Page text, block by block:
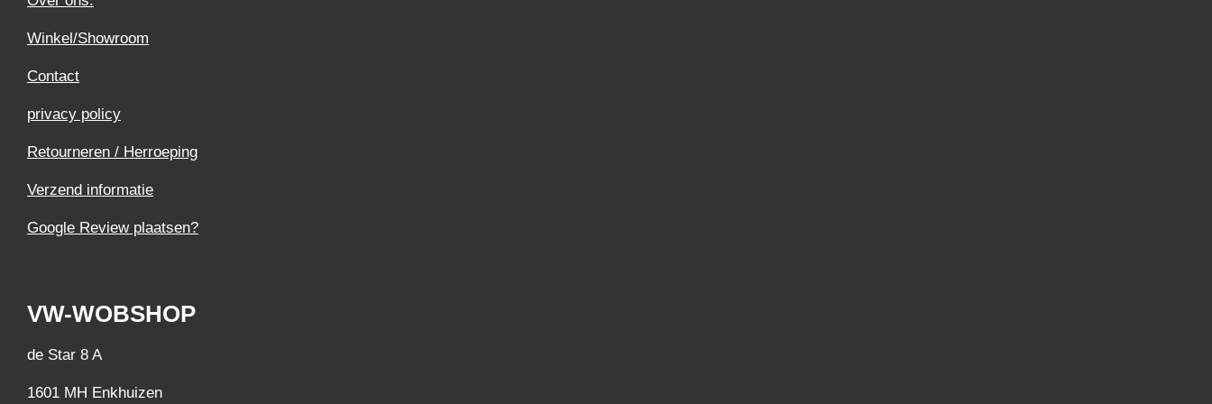
Winkel/Showroom
Contact
privacy policy
Retourneren / Herroeping
Verzend informatie
Google Review plaatsen?
VW-WOBSHOP
de Star 8 A
1601 MH Enkhuizen